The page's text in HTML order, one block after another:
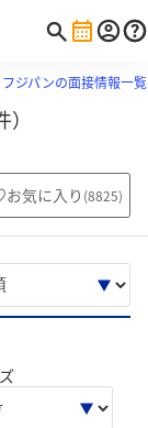
フジパンの面接情報一覧
お気に入り (8825)